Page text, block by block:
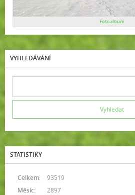
Fotoalbum
VYHLEDÁVÁNÍ
STATISTIKY
Celkem:
93519
Měsíc:
2897